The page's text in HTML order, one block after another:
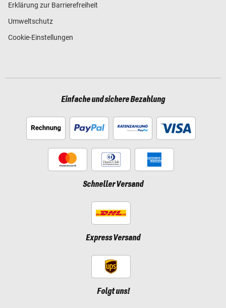
Erklärung zur Barrierefreiheit
Umweltschutz
Cookie-Einstellungen
Einfache und sichere Bezahlung
Schneller Versand
Express Versand
Folgt uns!